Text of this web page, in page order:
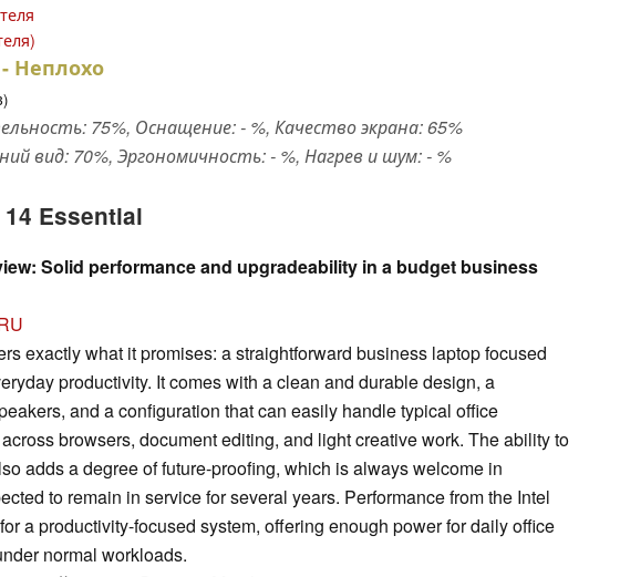
- Неплохо
75%, Оснащение: - %, Качество экрана: 65%
вид: 70%, Эргономичность: - %, Нагрев и шум: - %
Essential
Solid performance and upgradeability in a budget business
exactly what it promises: a straightforward business laptop focused
productivity. It comes with a clean and durable design, a
and a configuration that can easily handle typical office
browsers, document editing, and light creative work. The ability to
adds a degree of future-proofing, which is always welcome in
to remain in service for several years. Performance from the Intel
a productivity-focused system, offering enough power for daily office
normal workloads.